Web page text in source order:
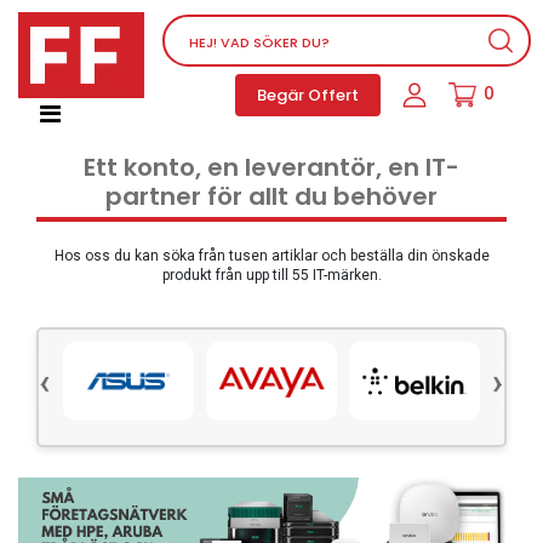
Begär Offert 0
Nätverksutrustning
Service, supportprogram och licenser
Mjukvara
Dator PC-utrustning
Tillbehör
Olika produkter
Kontorsmaterial
Ett konto, en leverantör, en IT-
partner för allt du behöver
Hos oss du kan söka från tusen artiklar och beställa din önskade
produkt från upp till 55 IT-märken.
‹ ›